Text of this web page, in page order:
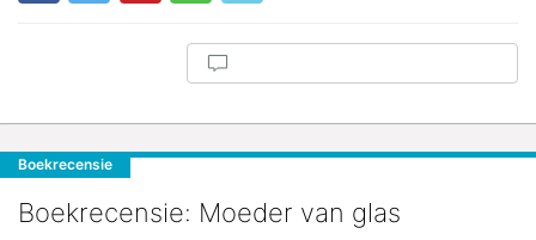
Boekrecensie
Boekrecensie: Moeder van glas